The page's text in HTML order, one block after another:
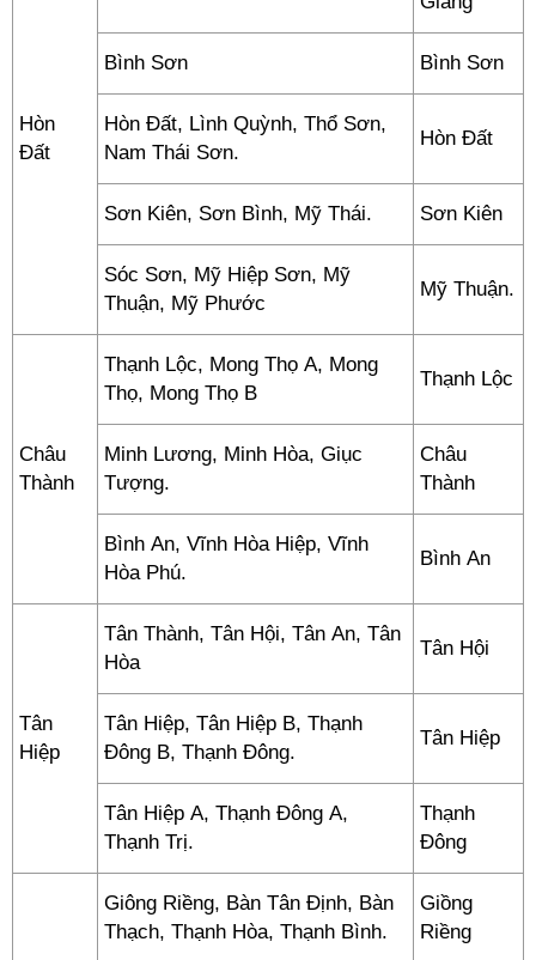
Hòn
Đất
Bình Sơn Bình Sơn
Hòn Đất, Lình Quỳnh, Thổ Sơn,
Nam Thái Sơn.
Hòn Đất
Sơn Kiên, Sơn Bình, Mỹ Thái. Sơn Kiên
Sóc Sơn, Mỹ Hiệp Sơn, Mỹ
Thuận, Mỹ Phước
Mỹ Thuận.
Châu
Thành
Thạnh Lộc, Mong Thọ A, Mong
Thọ, Mong Thọ B
Thạnh Lộc
Minh Lương, Minh Hòa, Giục
Tượng.
Châu
Thành
Bình An, Vĩnh Hòa Hiệp, Vĩnh
Hòa Phú.
Bình An
Tân
Hiệp
Tân Thành, Tân Hội, Tân An, Tân
Hòa
Tân Hội
Tân Hiệp, Tân Hiệp B, Thạnh
Đông B, Thạnh Đông.
Tân Hiệp
Tân Hiệp A, Thạnh Đông A,
Thạnh Trị.
Thạnh
Đông
Giông Riềng, Bàn Tân Định, Bàn
Thạch, Thạnh Hòa, Thạnh Bình.
Giồng
Riềng